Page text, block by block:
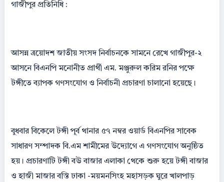
গাজীপুর প্রতিনিধি :
আসন্ন ত্রয়োদশ জাতীয় সংসদ নির্বাচনকে সামনে রেখে গাজীপুর-২
আসনে বিএনপি মনোনীত প্রার্থী এম. মঞ্জুরুল করিম রনির পক্ষে
টঙ্গীতে ব্যাপক গণসংযোগ ও নির্বাচনী প্রচারণা চালানো হয়েছে।
বুধবার বিকেলে টঙ্গী পূর্ব থানার ৫৭ নম্বর ওয়ার্ড বিএনপির সাবেক
সাধারণ সম্পাদক বি.এম শামীমের উদ্যোগে এ গণসংযোগ অনুষ্ঠিত
হয়। প্রচারণাটি টঙ্গী বউ বাজার এলাকা থেকে শুরু হয়ে টঙ্গী বাজার
ও হাজী মাজার বস্তি ঢাকা -ময়মনসিংহ মহাসড়ক ঘুরে খালপাড়